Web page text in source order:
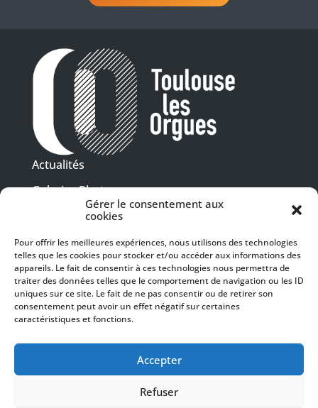
Gérer le consentement aux
cookies
Pour offrir les meilleures expériences, nous utilisons des technologies
telles que les cookies pour stocker et/ou accéder aux informations des
appareils. Le fait de consentir à ces technologies nous permettra de
traiter des données telles que le comportement de navigation ou les ID
uniques sur ce site. Le fait de ne pas consentir ou de retirer son
consentement peut avoir un effet négatif sur certaines
caractéristiques et fonctions.
Accepter
Refuser
Actualités
Galeries Photos
Vidéothèque
Presse
Programme PDF
Billetterie
Recrutement
Mentions légales
SUIVEZ-NOUS